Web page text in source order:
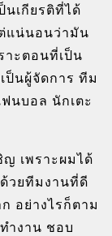
นเกียรติที่ได้
แน่นอนว่ามัน
าะตอนที่เป็น
ป็นผู้จัดการ ทีม
นบอล นักเตะ
เพราะผมได้
วยทีมงานที่ดี
อย่างไรก็ตาม
ำงาน ชอบ